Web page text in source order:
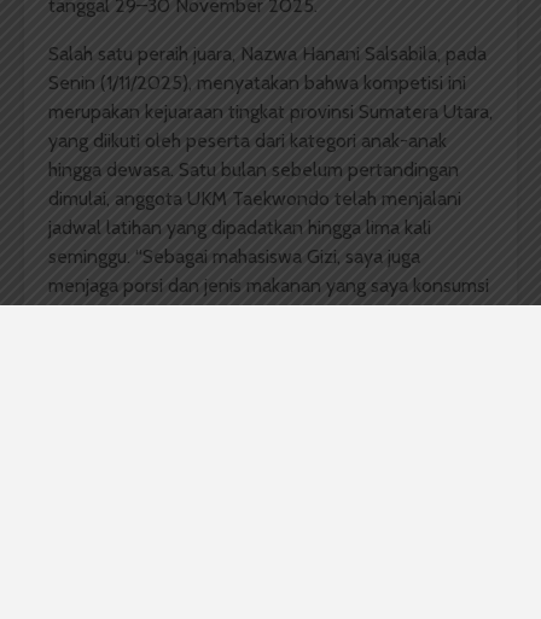
tanggal 29–30 November 2025.
Salah satu peraih juara, Nazwa Hanani Salsabila, pada
Senin (1/11/2025), menyatakan bahwa kompetisi ini
merupakan kejuaraan tingkat provinsi Sumatera Utara,
yang diikuti oleh peserta dari kategori anak-anak
hingga dewasa. Satu bulan sebelum pertandingan
dimulai, anggota UKM Taekwondo telah menjalani
jadwal latihan yang dipadatkan hingga lima kali
seminggu. “Sebagai mahasiswa Gizi, saya juga
menjaga porsi dan jenis makanan yang saya konsumsi